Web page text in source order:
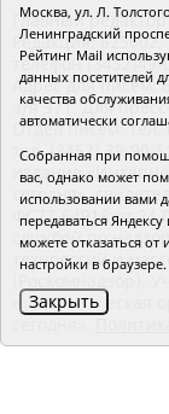
Главный
Редакция:
телефон
Адрес для писем:
а/я 371. Для
Отдел писем:
тел. (3452) 39-
издание
сегодня»,
ФС77-64918 от
службой по
технологий и
(Роскомнадзор).
некоммерческая
Москва, ул. Л.
Ленинградский
Рейтинг Mail
данных посетителей
качества
автоматически
Собранная при
вас, однако может
использовании вами
передаваться
можете отказаться
настройки в браузере.
Закрыть